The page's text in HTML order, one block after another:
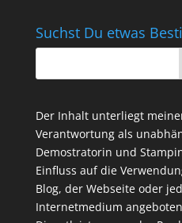
Suchst Du etwas
Der Inhalt unterliegt
Verantwortung als
Demostratorin und
Einfluss auf die
Blog, der Webseite oder
Internetmedium